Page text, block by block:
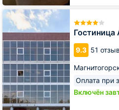
Гостиница
9.3 51
Оплата при
Включён
Гостиница
Аврора